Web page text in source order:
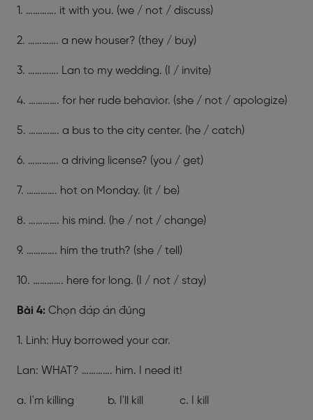
1. …………. it with you. (we / not / discuss)
2. …………. a new houser? (they / buy)
3. …………. Lan to my wedding. (I / invite)
4. …………. for her rude behavior. (she / not / apologize)
5. …………. a bus to the city center. (he / catch)
6. …………. a driving license? (you / get)
7. …………. hot on Monday. (it / be)
8. …………. his mind. (he / not / change)
9. …………. him the truth? (she / tell)
10. …………. here for long. (I / not / stay)
Bài 4: Chọn đáp án đúng
1. Linh: Huy borrowed your car.
Lan: WHAT? …………. him. I need it!
a. I'm killing b. I'll kill c. I kill